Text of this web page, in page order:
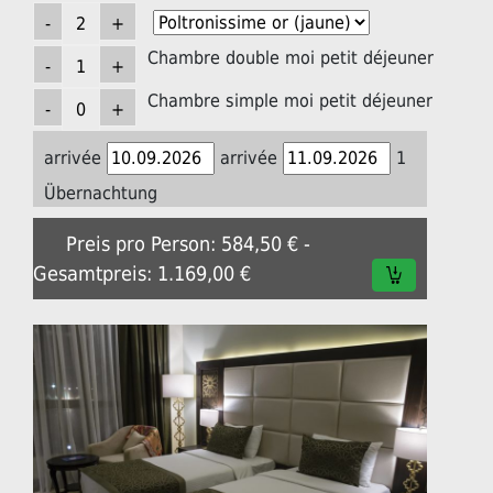
Chambre double moi petit déjeuner
Chambre simple moi petit déjeuner
arrivée arrivée
1
Übernachtung
Preis pro Person: 584,50 € -
Gesamtpreis: 1.169,00 €